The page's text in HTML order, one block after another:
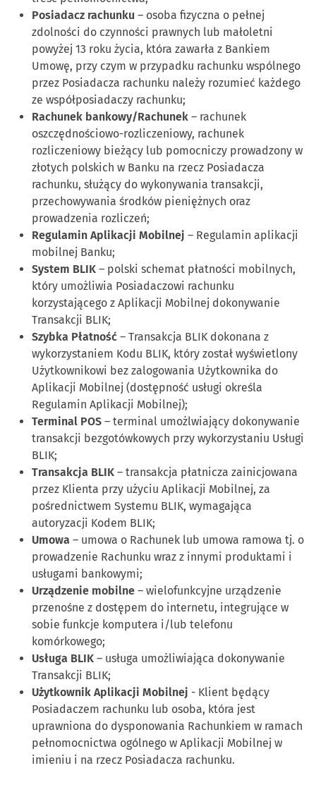
Posiadacz rachunku – osoba fizyczna o pełnej
zdolności do czynności prawnych lub małoletni
powyżej 13 roku życia, która zawarła z Bankiem
Umowę, przy czym w przypadku rachunku wspólnego
przez Posiadacza rachunku należy rozumieć każdego
ze współposiadaczy rachunku;
Rachunek bankowy/Rachunek – rachunek
oszczędnościowo-rozliczeniowy, rachunek
rozliczeniowy bieżący lub pomocniczy prowadzony w
złotych polskich w Banku na rzecz Posiadacza
rachunku, służący do wykonywania transakcji,
przechowywania środków pieniężnych oraz
prowadzenia rozliczeń;
Regulamin Aplikacji Mobilnej – Regulamin aplikacji
mobilnej Banku;
System BLIK – polski schemat płatności mobilnych,
który umożliwia Posiadaczowi rachunku
korzystającego z Aplikacji Mobilnej dokonywanie
Transakcji BLIK;
Szybka Płatność – Transakcja BLIK dokonana z
wykorzystaniem Kodu BLIK, który został wyświetlony
Użytkownikowi bez zalogowania Użytkownika do
Aplikacji Mobilnej (dostępność usługi określa
Regulamin Aplikacji Mobilnej);
Terminal POS – terminal umożlwiający dokonywanie
transakcji bezgotówkowych przy wykorzystaniu Usługi
BLIK;
Transakcja BLIK – transakcja płatnicza zainicjowana
przez Klienta przy użyciu Aplikacji Mobilnej, za
pośrednictwem Systemu BLIK, wymagająca
autoryzacji Kodem BLIK;
Umowa – umowa o Rachunek lub umowa ramowa tj. o
prowadzenie Rachunku wraz z innymi produktami i
usługami bankowymi;
Urządzenie mobilne – wielofunkcyjne urządzenie
przenośne z dostępem do internetu, integrujące w
sobie funkcje komputera i/lub telefonu
komórkowego;
Usługa BLIK – usługa umożliwiająca dokonywanie
Transakcji BLIK;
Użytkownik Aplikacji Mobilnej - Klient będący
Posiadaczem rachunku lub osoba, która jest
uprawniona do dysponowania Rachunkiem w ramach
pełnomocnictwa ogólnego w Aplikacji Mobilnej w
imieniu i na rzecz Posiadacza rachunku.